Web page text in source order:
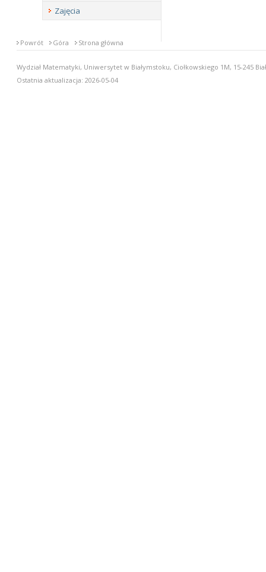
Zajęcia
Powrót Góra Strona główna
Wydział Matematyki, Uniwersytet w Białymstoku, Ciołkowskiego 1M, 15-245
Ostatnia aktualizacja: 2026-05-04